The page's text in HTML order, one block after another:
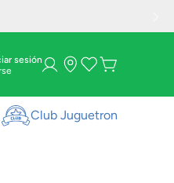
sesión
Club Juguetron